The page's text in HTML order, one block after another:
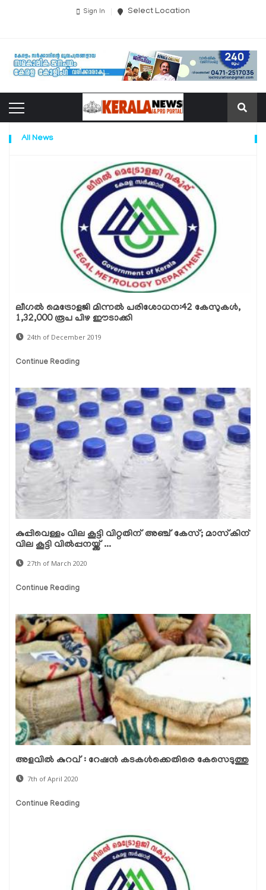
Sign In Select Location
All News
ലീഗല്‍ മെട്രോളജി മിന്നല്‍ പരിശോധന:42 കേസുകള്‍,
1,32,000 രൂപ പിഴ ഈടാക്കി
24th of December 2019
Continue Reading
കുപ്പിവെള്ളം വില കൂട്ടി വിറ്റതിന് അഞ്ച് കേസ്; മാസ്‌കിന്
വില കൂട്ടി വില്‍പ്പനയ്ക്ക് ...
27th of March 2020
Continue Reading
അളവില്‍ കുറവ് : റേഷന്‍ കടകള്‍ക്കെതിരെ കേസെടുത്തു
7th of April 2020
Continue Reading